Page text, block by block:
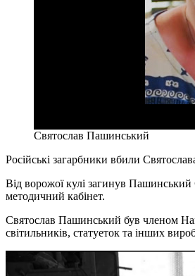
Святослав Пашинський
Російські загарбники вбили
Від ворожої кулі загинув Пашинський
методичний кабінет.
Святослав Пашинський був членом
світильників, статуеток та інших